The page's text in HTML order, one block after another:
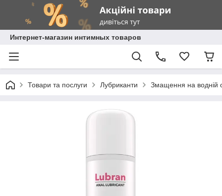
Интернет-магазин интимных товаров
Товари та послуги Лубриканти Змащення на водній